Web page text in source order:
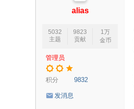
alias
5032
主题
9823
贡献
1万
金币
管理员
积分 9832
发消息